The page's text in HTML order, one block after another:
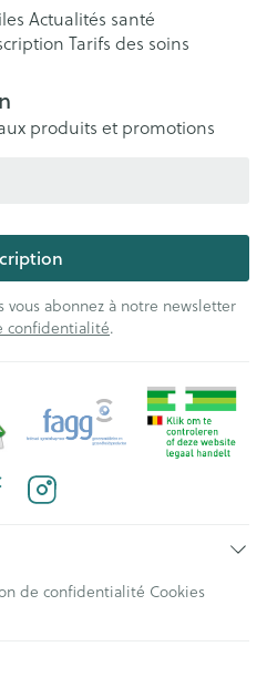
Actualités santé
Tarifs des soins
produits et promotions
vous abonnez à notre newsletter
confidentialité.
de confidentialité Cookies